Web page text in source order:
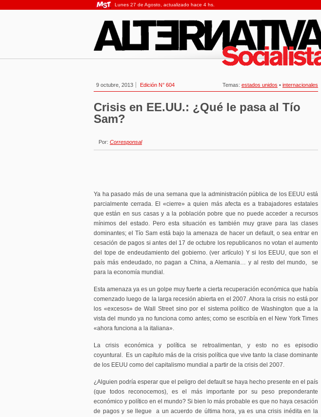
Lunes 27 de Agosto, actualizado hace 4 hs.
9 octubre, 2013 Edición N° 604 Temas: estados unidos • internacionales
Crisis en EE.UU.: ¿Qué le pasa al Tío
Sam?
Por: Corresponsal
Ya ha pasado más de una semana que la administración pública de los EEUU está
parcialmente cerrada. El «cierre» a quien más afecta es a trabajadores estatales
que están en sus casas y a la población pobre que no puede acceder a recursos
mínimos del estado. Pero esta situación es también muy grave para las clases
dominantes; el Tío Sam está bajo la amenaza de hacer un default, o sea entrar en
cesación de pagos si antes del 17 de octubre los republicanos no votan el aumento
del tope de endeudamiento del gobierno. (ver artículo) Y si los EEUU, que son el
país más endeudado, no pagan a China, a Alemania… y al resto del mundo, se
para la economía mundial.
Esta amenaza ya es un golpe muy fuerte a cierta recuperación económica que había
comenzado luego de la larga recesión abierta en el 2007. Ahora la crisis no está por
los «excesos» de Wall Street sino por el sistema político de Washington que a la
vista del mundo ya no funciona como antes; como se escribía en el New York Times
«ahora funciona a la italiana».
La crisis económica y política se retroalimentan, y esto no es episodio
coyuntural. Es un capítulo más de la crisis política que vive tanto la clase dominante
de los EEUU como del capitalismo mundial a partir de la crisis del 2007.
¿Alguien podría esperar que el peligro del default se haya hecho presente en el país
(que todos reconocemos), es el más importante por su peso preponderante
económico y político en el mundo? Si bien lo más probable es que no haya cesación
de pagos y se llegue a un acuerdo de última hora, ya es una crisis inédita en la